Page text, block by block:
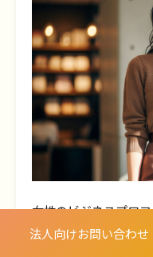
法人向けお問い合わせ
女性のビジネスプロ
は「さりげなさ」が大